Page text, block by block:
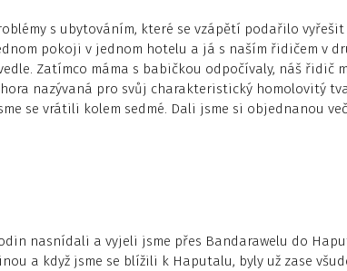
s ubytováním, které se vzápětí podařilo vyřešit
pokoji v jednom hotelu a já s naším řidičem v
Zatímco máma s babičkou odpočívaly, náš řidič
nazývaná pro svůj charakteristický homolovitý
se vrátili kolem sedmé. Dali jsme si objednanou
nasnídali a vyjeli jsme přes Bandarawelu do
a když jsme se blížili k Haputalu, byly už zase